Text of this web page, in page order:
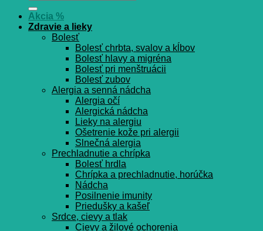
Akcia %
Zdravie a lieky
Bolesť
Bolesť chrbta, svalov a kĺbov
Bolesť hlavy a migréna
Bolesť pri menštruácii
Bolesť zubov
Alergia a senná nádcha
Alergia očí
Alergická nádcha
Lieky na alergiu
Ošetrenie kože pri alergii
Slnečná alergia
Prechladnutie a chrípka
Bolesť hrdla
Chrípka a prechladnutie, horúčka
Nádcha
Posilnenie imunity
Priedušky a kašeľ
Srdce, cievy a tlak
Cievy a žilové ochorenia